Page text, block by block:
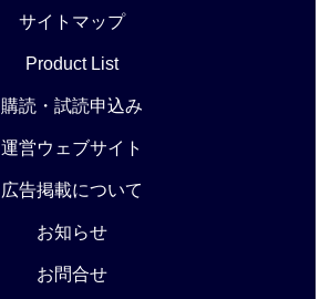
サイトマップ
Product List
購読・試読申込み
運営ウェブサイト
広告掲載について
お知らせ
お問合せ